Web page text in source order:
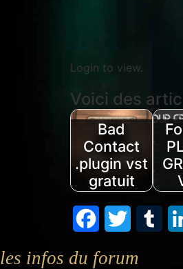
Login to view.
Voici des
Bad
Contact
.plugin vst
gratuit
FacebookTwitter
les infos du forum